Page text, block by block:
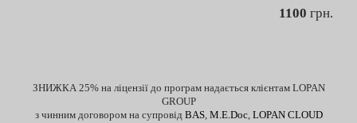
1100 грн.
ЗНИЖКА 25% на ліцензії до програм надається клієнтам LOPAN
GROUP
з чинним договором на супровід BAS, M.E.Doc, LOPAN CLOUD